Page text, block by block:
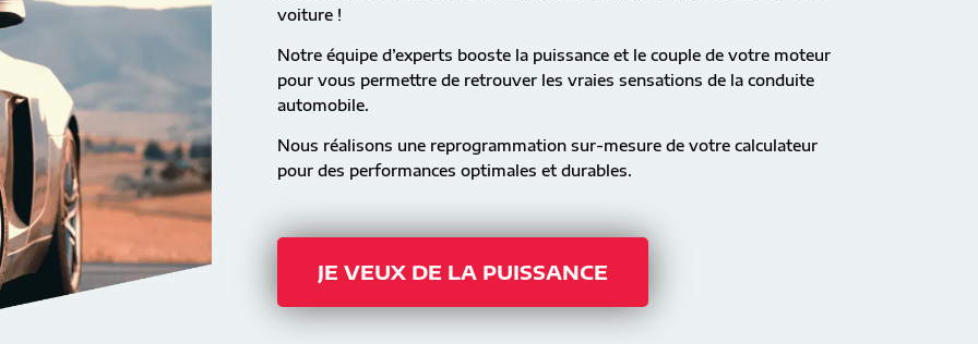
voiture !
Notre équipe d’experts booste la puissance et le couple de votre moteur
pour vous permettre de retrouver les vraies sensations de la conduite
automobile.
Nous réalisons une reprogrammation sur-mesure de votre calculateur
pour des performances optimales et durables.
JE VEUX DE LA PUISSANCE